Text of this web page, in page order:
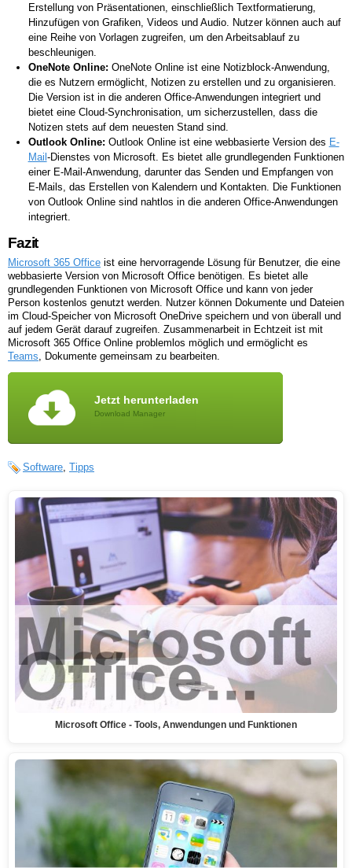
Erstellung von Präsentationen, einschließlich Textformatierung,
Hinzufügen von Grafiken, Videos und Audio. Nutzer können auch auf
eine Reihe von Vorlagen zugreifen, um den Arbeitsablauf zu
beschleunigen.
OneNote Online: OneNote Online ist eine Notizblock-Anwendung,
die es Nutzern ermöglicht, Notizen zu erstellen und zu organisieren.
Die Version ist in die anderen Office-Anwendungen integriert und
bietet eine Cloud-Synchronisation, um sicherzustellen, dass die
Notizen stets auf dem neuesten Stand sind.
Outlook Online: Outlook Online ist eine webbasierte Version des E-
Mail -Dienstes von Microsoft. Es bietet alle grundlegenden Funktionen
einer E-Mail-Anwendung, darunter das Senden und Empfangen von
E-Mails, das Erstellen von Kalendern und Kontakten. Die Funktionen
von Outlook Online sind nahtlos in die anderen Office-Anwendungen
integriert.
Fazit
Microsoft 365 Office ist eine hervorragende Lösung für Benutzer, die eine
webbasierte Version von Microsoft Office benötigen. Es bietet alle
grundlegenden Funktionen von Microsoft Office und kann von jeder
Person kostenlos genutzt werden. Nutzer können Dokumente und Dateien
im Cloud-Speicher von Microsoft OneDrive speichern und von überall und
auf jedem Gerät darauf zugreifen. Zusammenarbeit in Echtzeit ist mit
Microsoft 365 Office Online problemlos möglich und ermöglicht es
Teams , Dokumente gemeinsam zu bearbeiten.
Jetzt herunterladen
Download Manager
Software, Tipps
Microsoft Office - Tools, Anwendungen und Funktionen